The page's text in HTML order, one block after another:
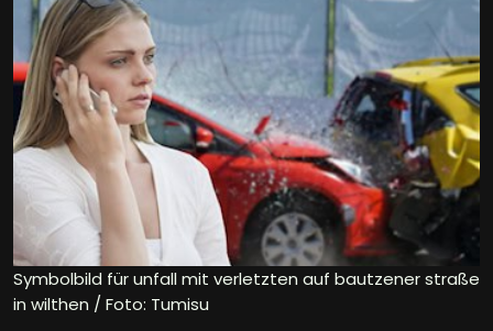
Symbolbild für unfall mit verletzten auf bautzener straße
in wilthen / Foto: Tumisu